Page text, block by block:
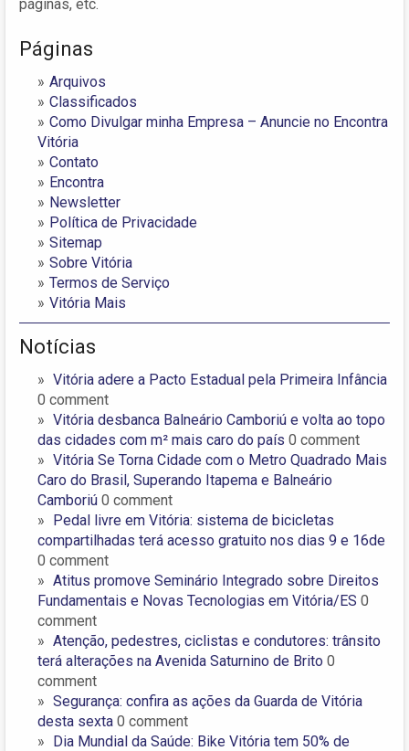
páginas, etc.
Páginas
Arquivos
Classificados
Como Divulgar minha Empresa – Anuncie no Encontra
Vitória
Contato
Encontra
Newsletter
Política de Privacidade
Sitemap
Sobre Vitória
Termos de Serviço
Vitória Mais
Notícias
Vitória adere a Pacto Estadual pela Primeira Infância
0 comment
Vitória desbanca Balneário Camboriú e volta ao topo
das cidades com m² mais caro do país 0 comment
Vitória Se Torna Cidade com o Metro Quadrado Mais
Caro do Brasil, Superando Itapema e Balneário
Camboriú 0 comment
Pedal livre em Vitória: sistema de bicicletas
compartilhadas terá acesso gratuito nos dias 9 e 16de
0 comment
Atitus promove Seminário Integrado sobre Direitos
Fundamentais e Novas Tecnologias em Vitória/ES 0
comment
Atenção, pedestres, ciclistas e condutores: trânsito
terá alterações na Avenida Saturnino de Brito 0
comment
Segurança: confira as ações da Guarda de Vitória
desta sexta 0 comment
Dia Mundial da Saúde: Bike Vitória tem 50% de